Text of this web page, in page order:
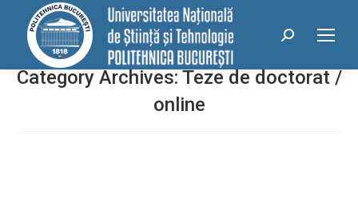
conținut
Search:
Category Archives: Teze de doctorat /
online